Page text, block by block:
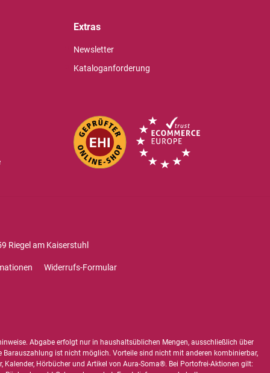
Extras
Newsletter
Kataloganforderung
Riegel am Kaiserstuhl
Widerrufs-Formular
. Abgabe erfolgt nur in haushaltsüblichen Mengen, ausschließlich über
ist nicht möglich. Vorteile sind nicht mit anderen kombinierbar,
Hörbücher und Artikel von Aura-Soma®. Bei Portofrei-Aktionen gilt: